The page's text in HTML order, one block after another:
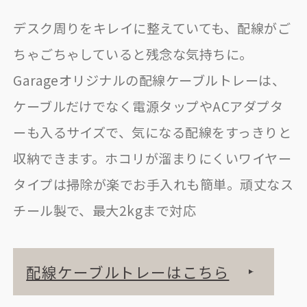
デスク周りをキレイに整えていても、配線がご
ちゃごちゃしていると残念な気持ちに。
Garageオリジナルの配線ケーブルトレーは、
ケーブルだけでなく電源タップやACアダプタ
ーも入るサイズで、気になる配線をすっきりと
収納できます。ホコリが溜まりにくいワイヤー
タイプは掃除が楽でお手入れも簡単。頑丈なス
チール製で、最大2kgまで対応
配線ケーブルトレーはこちら